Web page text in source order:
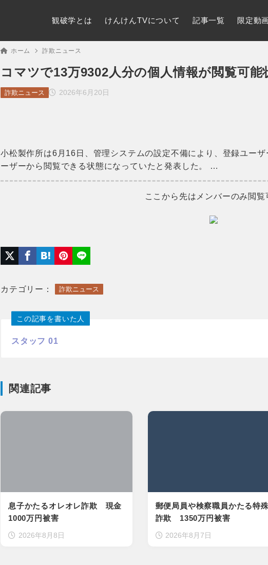
観破学とは けんけんTVについて 記事一覧 限定動
ホーム 詐欺ニュース
コマツで13万9302人分の個人情報が閲覧可
2026年6月20日
詐欺ニュース
小松製作所は6月16日、管理システムの設定不備により、登録ユー
ーザーから閲覧できる状態になっていたと発表した。 …
ここから先はメンバーのみ閲覧
カテゴリー： 詐欺ニュース
この記事を書いた人
スタッフ 01
関連記事
息子かたるオレオレ詐欺 現金
1000万円被害
2026年8月8日
郵便局員や検察職員かたる特
詐欺 1350万円被害
2026年8月7日